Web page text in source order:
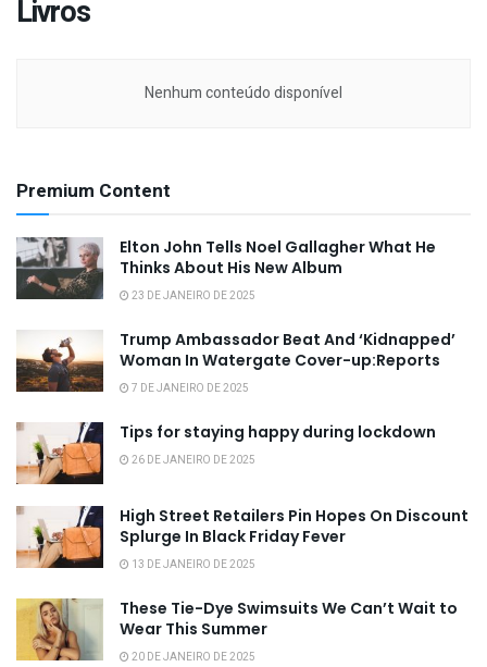
Livros
Nenhum conteúdo disponível
Premium Content
Elton John Tells Noel Gallagher What He
Thinks About His New Album
23 DE JANEIRO DE 2025
Trump Ambassador Beat And ‘Kidnapped’
Woman In Watergate Cover-up:Reports
7 DE JANEIRO DE 2025
Tips for staying happy during lockdown
26 DE JANEIRO DE 2025
High Street Retailers Pin Hopes On Discount
Splurge In Black Friday Fever
13 DE JANEIRO DE 2025
These Tie-Dye Swimsuits We Can’t Wait to
Wear This Summer
20 DE JANEIRO DE 2025